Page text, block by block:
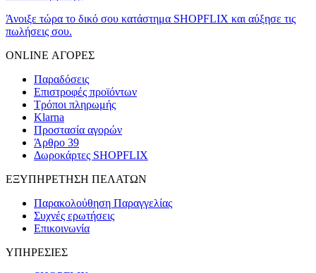
Άνοιξε τώρα το δικό σου κατάστημα SHOPFLIX και αύξησε τις
πωλήσεις σου.
ONLINE ΑΓΟΡΕΣ
Παραδόσεις
Επιστροφές προϊόντων
Τρόποι πληρωμής
Klarna
Προστασία αγορών
Άρθρο 39
Δωροκάρτες SHOPFLIX
ΕΞΥΠΗΡΕΤΗΣΗ ΠΕΛΑΤΩΝ
Παρακολούθηση Παραγγελίας
Συχνές ερωτήσεις
Επικοινωνία
ΥΠΗΡΕΣΙΕΣ